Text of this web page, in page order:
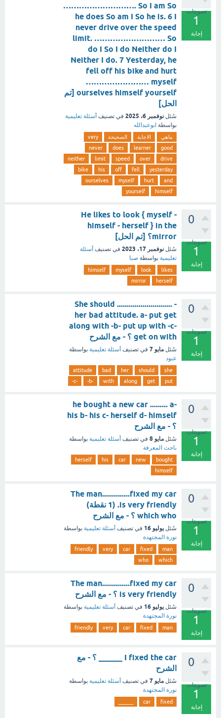
تصويتات
1
إجابة
………………………. So I am So
he does So am I So he is. 6 I
never drive over the speed
limit. ……………………… So
do I So I do Neither do I
Neither I do. 7 Yesterday, he
fell off his bike and hurt
…………………… myself
ourselves himself yourself [تم
الحل]
سُئل نوفمبر 6، 2025 في تصنيف أسئلة تعليمية
بواسطة ابوعبدالله
ماهي الاجابة الصحيحة
very
good
learner
does
never
drive
over
speed
limit
neither
yesterday
fell
off
his
bike
and
hurt
myself
ourselves
himself
yourself
0
تصويتات
1
إجابة
He likes to look { myself -
himself - herself } in the
mirror؟ [تم الحل]
سُئل نوفمبر 17، 2023 في تصنيف أسئلة
تعليمية بواسطة صبا
likes
look
myself
himself
herself
mirror
0
تصويتات
1
إجابة
- She should ............................
her bad attitude. a- put get
along with -b- put up with -c-
get on with ؟ - مع الشرح
سُئل مايو 7 في تصنيف أسئلة تعليمية بواسطة
عبود
she
should
her
bad
attitude
put
get
along
with
-b-
-c-
0
تصويتات
1
إجابة
he bought a new car ......... a-
his b- his c- herself d- himself
؟ - مع الشرح
سُئل مايو 8 في تصنيف أسئلة تعليمية بواسطة
باحث المعرفة
bought
new
car
his
herself
himself
0
تصويتات
1
إجابة
The man..............fixed my car
is very friendly. (1 نقطة)
which who ؟ - مع الشرح
سُئل يوليو 16 في تصنيف أسئلة تعليمية بواسطة
نورة المجتهدة
man
fixed
car
very
friendly
which
who
0
تصويتات
1
إجابة
The man..............fixed my car
is very friendly ؟ - مع الشرح
سُئل يوليو 16 في تصنيف أسئلة تعليمية بواسطة
نورة المجتهدة
man
fixed
car
very
friendly
0
تصويتات
1
إجابة
I fixed the car ______ ؟ - مع
الشرح
سُئل مايو 7 في تصنيف أسئلة تعليمية بواسطة
نورة المجتهدة
fixed
car